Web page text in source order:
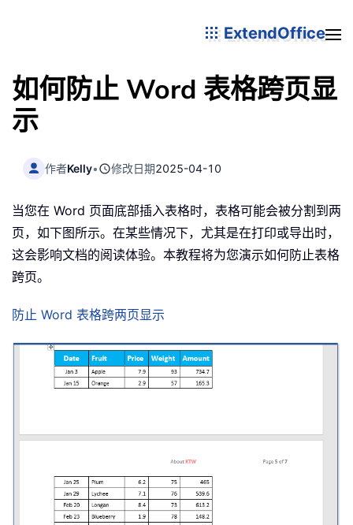
ExtendOffice
如何防止 Word 表格跨页显
示
作者Kelly• 修改日期2025-04-10
当您在 Word 页面底部插入表格时，表格可能会被分割到两
页，如下图所示。在某些情况下，尤其是在打印或导出时，
这会影响文档的阅读体验。本教程将为您演示如何防止表格
跨页。
防止 Word 表格跨两页显示